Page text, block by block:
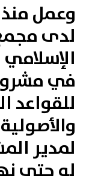
لدى
في
للقواعد
لمدير
له حتى